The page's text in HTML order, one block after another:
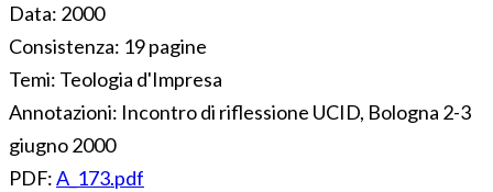
Data: 2000
Consistenza: 19 pagine
Temi: Teologia d'Impresa
Annotazioni: Incontro di riflessione UCID, Bologna 2-3
giugno 2000
PDF:A_173.pdf